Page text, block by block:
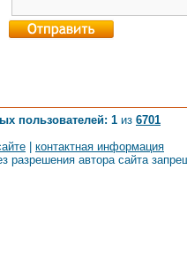
пользователей: 1 из 6701
контактная информация
разрешения автора сайта